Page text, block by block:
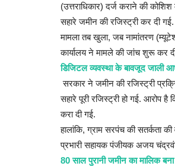
(उत्तराधिकार) दर्ज कराने की
सहारे जमीन की रजिस्ट्री कर दी गई.
मामला तब खुला, जब नामांतरण
कार्यालय ने मामले की जांच शुरू कर
डिजिटल व्यवस्था के बावजूद जाली
सरकार ने जमीन की रजिस्ट्री
सहारे पूरी रजिस्ट्री हो गई. आरोप
करा दी गई.
हालांकि, ग्राम सरपंच की सतर्कता
प्रभारी सहायक पंजीयक अजय
80 साल पुरानी जमीन का मालिक